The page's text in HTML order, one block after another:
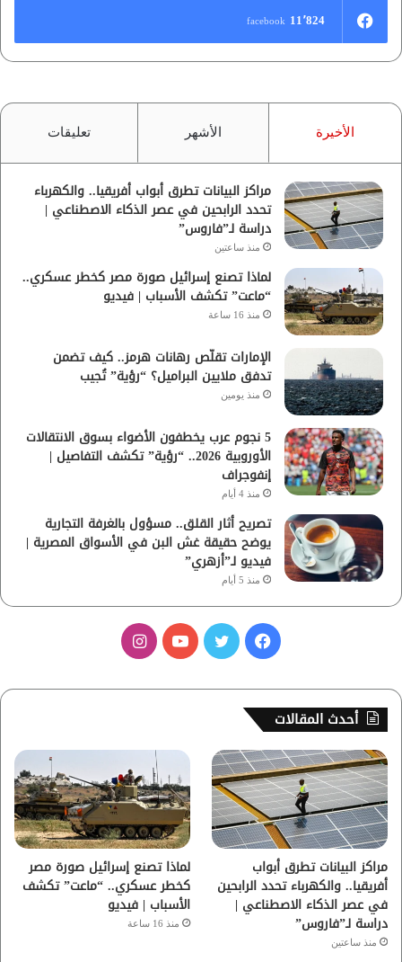
11٬824 facebook
الأخيرة الأشهر تعليقات
مراكز البيانات تطرق أبواب أفريقيا.. والكهرباء
تحدد الرابحين في عصر الذكاء الاصطناعي |
دراسة لـ”فاروس”
منذ ساعتين
لماذا تصنع إسرائيل صورة مصر كخطر عسكري..
“ماعت” تكشف الأسباب | فيديو
منذ 16 ساعة
الإمارات تقلّص رهانات هرمز.. كيف تضمن
تدفق ملايين البراميل؟ “رؤية” تُجيب
منذ يومين
5 نجوم عرب يخطفون الأضواء بسوق الانتقالات
الأوروبية 2026.. “رؤية” تكشف التفاصيل |
إنفوجراف
منذ 4 أيام
تصريح أثار القلق.. مسؤول بالغرفة التجارية
يوضح حقيقة غش البن في الأسواق المصرية |
فيديو لـ”أزهري”
منذ 5 أيام
س
ب
و
ك
ر
ي
و
ب
ت
ق
ر
ا
م
أحدث المقالات
مراكز البيانات تطرق أبواب
أفريقيا.. والكهرباء تحدد الرابحين
في عصر الذكاء الاصطناعي |
دراسة لـ”فاروس”
منذ ساعتين
لماذا تصنع إسرائيل صورة مصر
كخطر عسكري.. “ماعت” تكشف
الأسباب | فيديو
منذ 16 ساعة